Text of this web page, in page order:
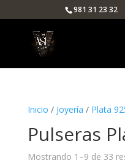
981 31 23 32
Inicio / Joyería / Plata
Pulseras
Mostrando 1–9 de 33